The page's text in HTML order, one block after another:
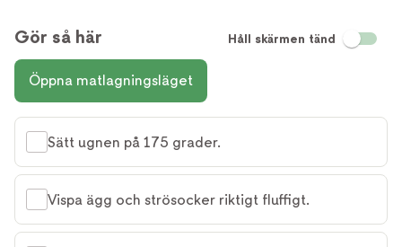
Gör så här Håll skärmen tänd
Öppna matlagningsläget
Sätt ugnen på 175 grader.
Vispa ägg och strösocker riktigt fluffigt.